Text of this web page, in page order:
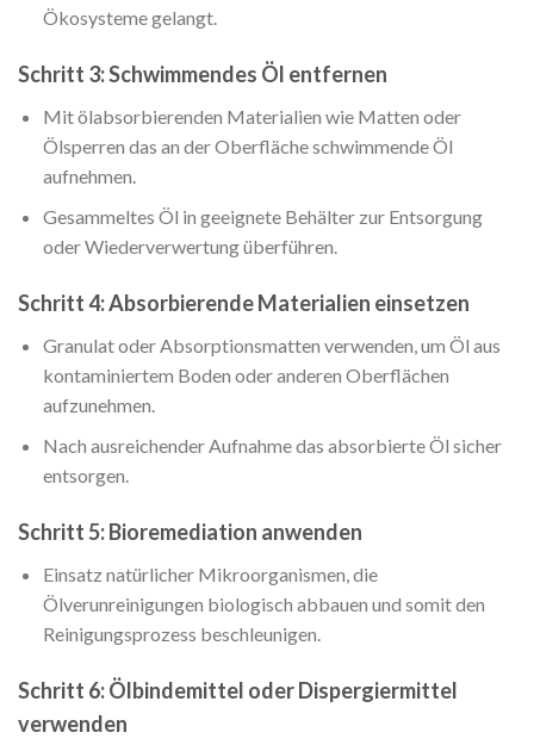
Ökosysteme gelangt.
Schritt 3: Schwimmendes Öl entfernen
Mit ölabsorbierenden Materialien wie Matten oder
Ölsperren das an der Oberfläche schwimmende Öl
aufnehmen.
Gesammeltes Öl in geeignete Behälter zur Entsorgung
oder Wiederverwertung überführen.
Schritt 4: Absorbierende Materialien einsetzen
Granulat oder Absorptionsmatten verwenden, um Öl aus
kontaminiertem Boden oder anderen Oberflächen
aufzunehmen.
Nach ausreichender Aufnahme das absorbierte Öl sicher
entsorgen.
Schritt 5: Bioremediation anwenden
Einsatz natürlicher Mikroorganismen, die
Ölverunreinigungen biologisch abbauen und somit den
Reinigungsprozess beschleunigen.
Schritt 6: Ölbindemittel oder Dispergiermittel
verwenden